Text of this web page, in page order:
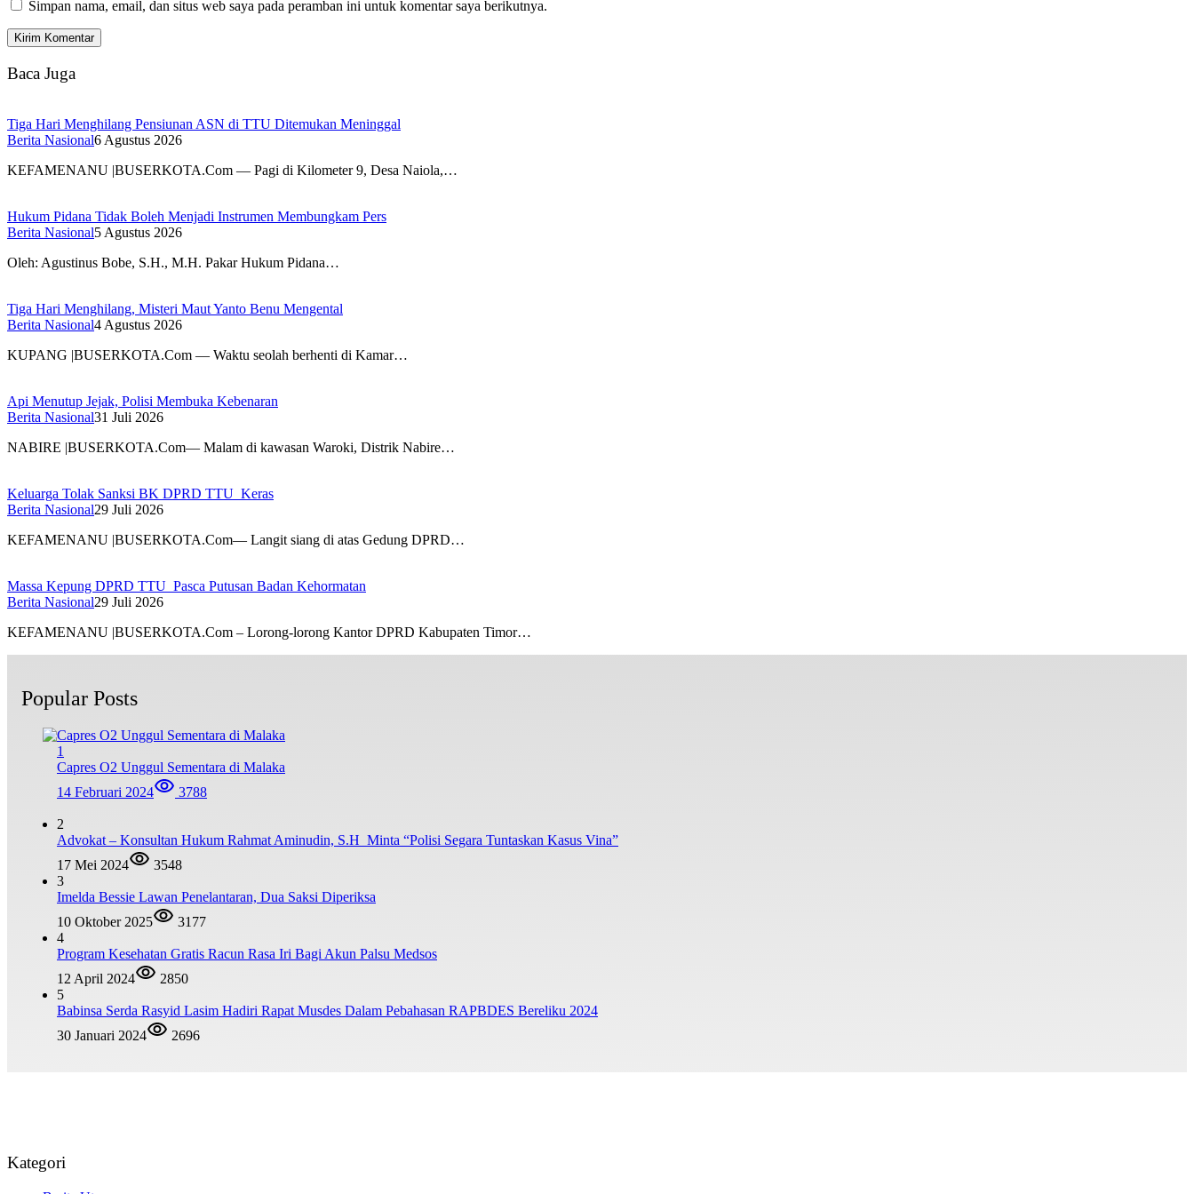
Simpan nama, email, dan situs web saya pada peramban ini untuk komentar saya berikutnya.
Baca Juga
Tiga Hari Menghilang Pensiunan ASN di TTU Ditemukan Meninggal
Berita Nasional6 Agustus 2026
KEFAMENANU |BUSERKOTA.Com — Pagi di Kilometer 9, Desa Naiola,…
Hukum Pidana Tidak Boleh Menjadi Instrumen Membungkam Pers
Berita Nasional5 Agustus 2026
Oleh: Agustinus Bobe, S.H., M.H. Pakar Hukum Pidana…
Tiga Hari Menghilang, Misteri Maut Yanto Benu Mengental
Berita Nasional4 Agustus 2026
KUPANG |BUSERKOTA.Com — Waktu seolah berhenti di Kamar…
Api Menutup Jejak, Polisi Membuka Kebenaran
Berita Nasional31 Juli 2026
NABIRE |BUSERKOTA.Com— Malam di kawasan Waroki, Distrik Nabire…
Keluarga Tolak Sanksi BK DPRD TTU Keras
Berita Nasional29 Juli 2026
KEFAMENANU |BUSERKOTA.Com— Langit siang di atas Gedung DPRD…
Massa Kepung DPRD TTU Pasca Putusan Badan Kehormatan
Berita Nasional29 Juli 2026
KEFAMENANU |BUSERKOTA.Com – Lorong-lorong Kantor DPRD Kabupaten Timor…
Popular Posts
1
Capres O2 Unggul Sementara di Malaka
14 Februari 2024
3788
2
Advokat – Konsultan Hukum Rahmat Aminudin, S.H Minta “Polisi Segara Tuntaskan Kasus Vina”
17 Mei 2024
3548
3
Imelda Bessie Lawan Penelantaran, Dua Saksi Diperiksa
10 Oktober 2025
3177
4
Program Kesehatan Gratis Racun Rasa Iri Bagi Akun Palsu Medsos
12 April 2024
2850
5
Babinsa Serda Rasyid Lasim Hadiri Rapat Musdes Dalam Pebahasan RAPBDES Bereliku 2024
30 Januari 2024
2696
Kategori